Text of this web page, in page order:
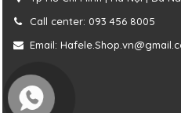
Call center: 093 456 8005
Email: